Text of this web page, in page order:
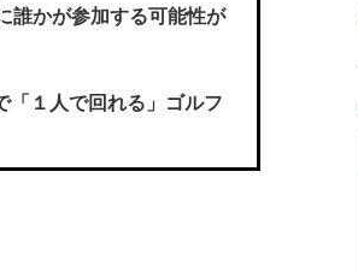
誰かが参加する可能性が
「１人で回れる」ゴルフ